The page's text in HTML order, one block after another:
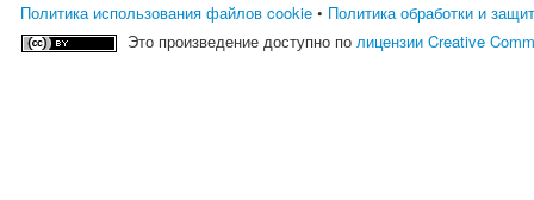
Политика использования файлов cookie • Политика обработки и
Это произведение доступно полицензии Creative